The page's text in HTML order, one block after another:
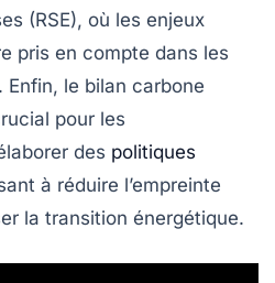
(RSE), où les enjeux
pris en compte dans les
le bilan carbone
pour les
des politiques
à réduire l’empreinte
la transition énergétique.